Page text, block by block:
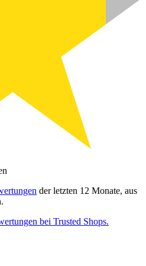
der letzten 12 Monate, aus
bei Trusted Shops.